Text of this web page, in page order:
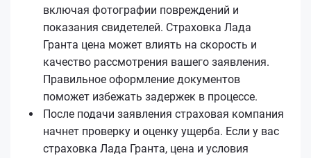
включая фотографии повреждений и
показания свидетелей. Страховка Лада
Гранта цена может влиять на скорость и
качество рассмотрения вашего заявления.
Правильное оформление документов
поможет избежать задержек в процессе.
После подачи заявления страховая компания
начнет проверку и оценку ущерба. Если у вас
страховка Лада Гранта, цена и условия